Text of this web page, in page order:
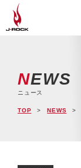
NEWS
ニュース
TOP NEWS